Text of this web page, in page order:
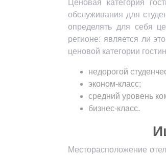
Ценовая категория
обслуживания для
определять для себя
регионе: является ли
ценовой категории
недорогой
эконом-класс;
средний уровень
бизнес-класс.
Месторасположение